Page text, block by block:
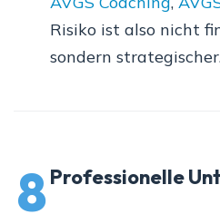
Risiko ist also nicht
sondern
8Professionelle